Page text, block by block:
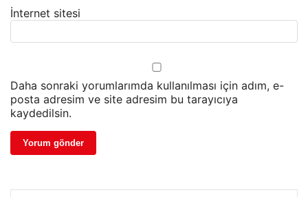
İnternet sitesi
Daha sonraki yorumlarımda kullanılması için adım, e-
posta adresim ve site adresim bu tarayıcıya
kaydedilsin.